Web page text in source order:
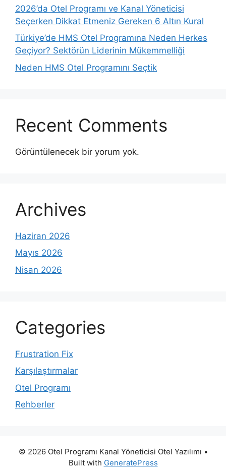
2026’da Otel Programı ve Kanal Yöneticisi
Seçerken Dikkat Etmeniz Gereken 6 Altın Kural
Türkiye’de HMS Otel Programına Neden Herkes
Geçiyor? Sektörün Liderinin Mükemmelliği
Neden HMS Otel Programını Seçtik
Recent Comments
Görüntülenecek bir yorum yok.
Archives
Haziran 2026
Mayıs 2026
Nisan 2026
Categories
Frustration Fix
Karşılaştırmalar
Otel Programı
Rehberler
© 2026 Otel Programı Kanal Yöneticisi Otel Yazılımı •
Built with GeneratePress